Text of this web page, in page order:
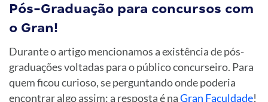
Pós-Graduação para concursos com
o Gran!
Durante o artigo mencionamos a existência de pós-
graduações voltadas para o público concurseiro. Para
quem ficou curioso, se perguntando onde poderia
encontrar algo assim: a resposta é naGran Faculdade!